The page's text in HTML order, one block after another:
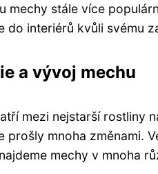
mechy stále více
do interiérů kvůli svému
a vývoj mechu
mezi nejstarší rostliny
prošly mnoha změnami.
mechy v mnoha